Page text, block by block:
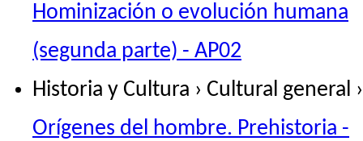
Hominización o evolución humana
(segunda parte) - AP02
Historia y Cultura › Cultural general ›
Orígenes del hombre. Prehistoria -